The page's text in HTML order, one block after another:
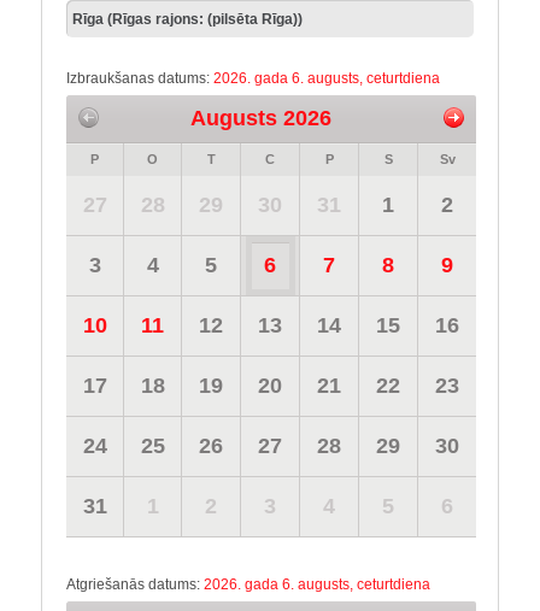
Izbraukšanas datums: 2026. gada 6. augusts, ceturtdiena
Augusts 2026
P O T C P S Sv
27 28 29 30 31 1 2
3 4 5 6 7 8 9
10 11 12 13 14 15 16
17 18 19 20 21 22 23
24 25 26 27 28 29 30
31 1 2 3 4 5 6
Atgriešanās datums: 2026. gada 6. augusts, ceturtdiena